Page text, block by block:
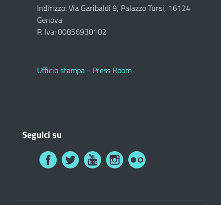
Indirizzo: Via Garibaldi 9, Palazzo Tursi, 16124
Genova
P. Iva: 00856930102
Ufficio stampa - Press Room
Seguici su